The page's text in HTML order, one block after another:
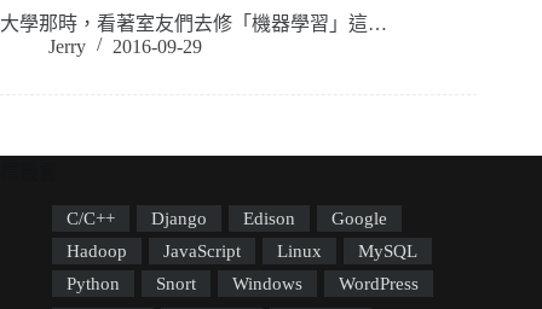
大學那時，看著室友們去修「機器學習」這…
Jerry
2016-09-29
C/C++ Django Edison
Google
Hadoop
JavaScript Linux
MySQL
Python
Snort Windows
WordPress